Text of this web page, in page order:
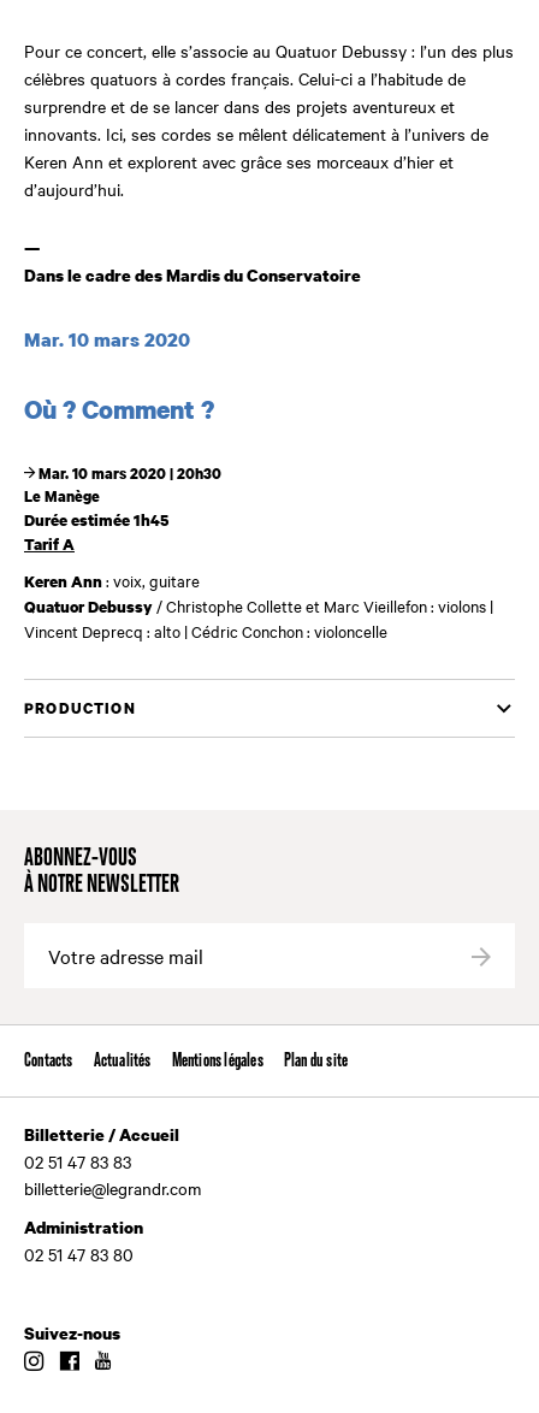
Pour ce concert, elle s’associe au Quatuor Debussy : l’un des plus
célèbres quatuors à cordes français. Celui-ci a l’habitude de
surprendre et de se lancer dans des projets aventureux et
innovants. Ici, ses cordes se mêlent délicatement à l’univers de
Keren Ann et explorent avec grâce ses morceaux d’hier et
d’aujourd’hui.
—
Dans le cadre des Mardis du Conservatoire
Dates et horaires
Mar. 10 mars 2020
Où ? Comment ?
Mar. 10 mars 2020 | 20h30
Le Manège
Durée estimée 1h45
Tarif A
Keren Ann: voix, guitare
Quatuor Debussy / Christophe Collette et Marc Vieillefon : violons |
Vincent Deprecq : alto | Cédric Conchon : violoncelle
PRODUCTION
ABONNEZ-VOUS
À NOTRE NEWSLETTER
Contacts Actualités Mentions légales Plan du site
Billetterie / Accueil
02 51 47 83 83
billetterie@legrandr.com
Administration
02 51 47 83 80
Suivez-nous
InstagramFacebook